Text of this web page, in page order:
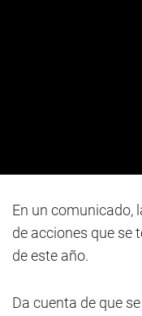
En un comunicado,
de acciones que se
de este año.
Da cuenta de que